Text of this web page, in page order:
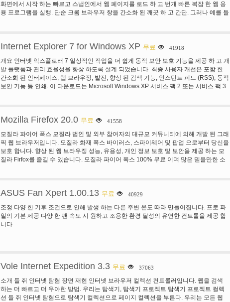
화면에서 시작 하는 빠르고 스냅인에서 웹 페이지를 로드 하 고 번개 빠른 복잡 한 웹 응
용 프로그램을 실행. 단순 크롬 브라우저 창을 간소화 된 깨끗 하 고 간단. 그러나 예를 들
보호 정책 정보를 보호 하는 동안 당신의 개인 정보를 공유 하는 온라인의 컨트롤에 넣습
설정을 조정 하 고 크롬 웹 스토어에서 애플 리 케이 션, 확장 프로그램 및 테마를 추가 하
는 것이 쉽습니다. 서명에서 Chrome에 로그인 북마크, 역사, 및 기타 설정을 귀하의 모든
컴퓨터에 제공합니다. 그것은 자동으로 로그인 하면 모든 좋아하는 Google 서비스. 더
Internet Explorer 7 for Windows XP 무료 41918
개요 인터넷 익스플로러 7 일상적인 작업을 더 쉽게 동적 보안 보호 기능을 제공 하 고 개
발 플랫폼과 관리 효율성을 향상 하도록 설계 되었습니다. 최종 사용자 개선은 포함 한
간소화 된 인터페이스, 탭 브라우징, 발전, 향상 된 검색 기능, 인스턴트 피드 (RSS), 동적
보안 기능 등 인쇄. 이 다운로드는 Microsoft Windows XP 서비스 팩 2 또는 서비스 팩 3
Mozilla Firefox 20.0 무료 41558
모질라 파이어 폭스 모질라 법인 및 외부 참여자의 대규모 커뮤니티에 의해 개발 된 그래
픽 웹 브라우저입니다. 모질라 화재 폭스 바이러스, 스파이웨어 및 팝업 으로부터 당신을
보호 합니다. 향상 된 웹 브라우징 성능, 유용성, 개인 정보 보호 및 보안을 제공 하는 모
질라 Firfox를 즐길 수 있습니다. 모질라 파이어 폭스 100% 무료 이며 많은 믿을만한 소
니다.
ASUS Fan Xpert 1.00.13 무료 40929
조정 다양 한 기후 조건으로 인해 발생 하는 다른 주변 온도 따라 만들어집니다. 프로 파
일의 기본 제공 다양 한 팬 속도 시 원하고 조용한 환경 달성의 유연한 컨트롤을 제공 합
니다.
Vole Internet Expedition 3.3 무료 37063
소개 들 쥐 인터넷 탐험 장면 재현 인터넷 브라우저 컬렉션 컨트롤러입니다. 웹을 검색
하는 더 빠르고 더 우아한 방법. 우리는 탐색기, 탐색기 프로젝트 탐색기 프로젝트 컬렉
션 들 쥐 인터넷 탐험으로 탐색기 컬렉션으로 페이지 컬렉션을 부른다. 우리는 모든 웹